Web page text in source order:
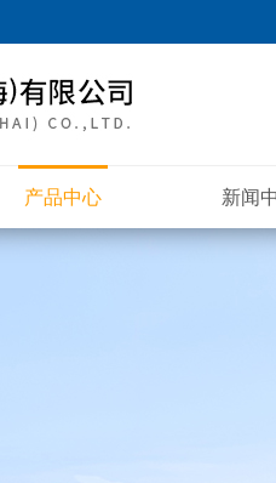
产品中心 新闻